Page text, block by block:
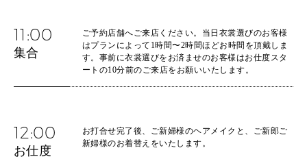
11:00
集合
ご予約店舗へご来店ください。当日衣裳選びのお客様
はプランによって1時間〜2時間ほどお時間を頂戴しま
す。事前に衣裳選びをお済ませのお客様はお仕度スタ
ートの10分前のご来店をお願いいたします。
12:00
お仕度
お打合せ完了後、ご新婦様のヘアメイクと、ご新郎ご
新婦様のお着替えをいたします。